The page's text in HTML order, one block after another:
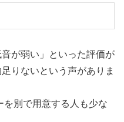
が弱い」といった評価が
りないという声がありま
別で用意する人も少な